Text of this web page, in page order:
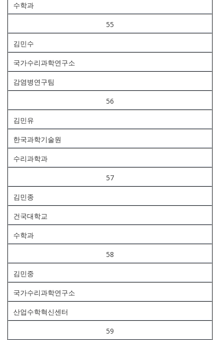
수학과
55
김민수
국가수리과학연구소
감염병연구팀
56
김민유
한국과학기술원
수리과학과
57
김민종
건국대학교
수학과
58
김민중
국가수리과학연구소
산업수학혁신센터
59